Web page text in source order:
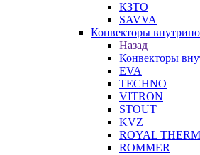
КЗТО
SAVVA
Конвекторы
Назад
Конвекторы
EVA
TECHNO
VITRON
STOUT
KVZ
ROYAL
ROMMER